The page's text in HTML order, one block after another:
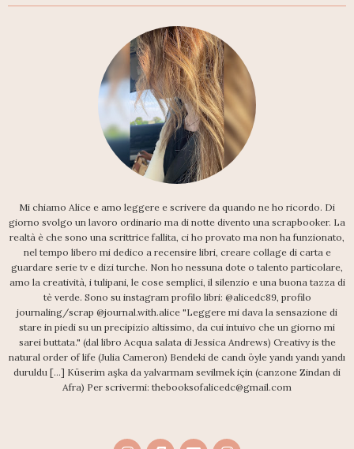
Mi chiamo Alice e amo leggere e scrivere da quando ne ho ricordo. Di
giorno svolgo un lavoro ordinario ma di notte divento una scrapbooker. La
realtà è che sono una scrittrice fallita, ci ho provato ma non ha funzionato,
nel tempo libero mi dedico a recensire libri, creare collage di carta e
guardare serie tv e dizi turche. Non ho nessuna dote o talento particolare,
amo la creatività, i tulipani, le cose semplici, il silenzio e una buona tazza di
tè verde. Sono su instagram profilo libri: @alicedc89, profilo
journaling/scrap @journal.with.alice "Leggere mi dava la sensazione di
stare in piedi su un precipizio altissimo, da cui intuivo che un giorno mi
sarei buttata." (dal libro Acqua salata di Jessica Andrews) Creativy is the
natural order of life (Julia Cameron) Bendeki de candı öyle yandı yandı yandı
duruldu [...] Küserim aşka da yalvarmam sevilmek için (canzone Zindan di
Afra) Per scrivermi: thebooksofalicedc@gmail.com